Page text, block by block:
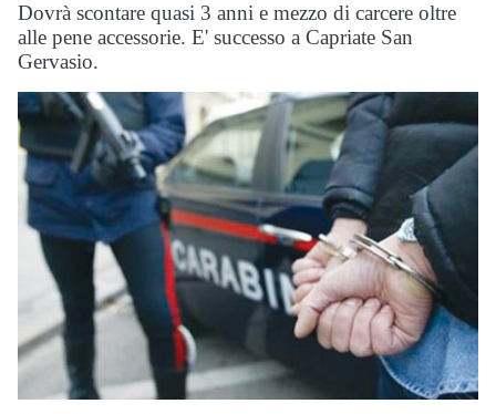
Dovrà scontare quasi 3 anni e mezzo di carcere oltre
alle pene accessorie. E' successo a Capriate San
Gervasio.